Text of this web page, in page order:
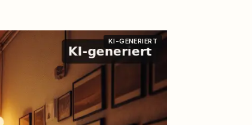
KI-GENERIERT